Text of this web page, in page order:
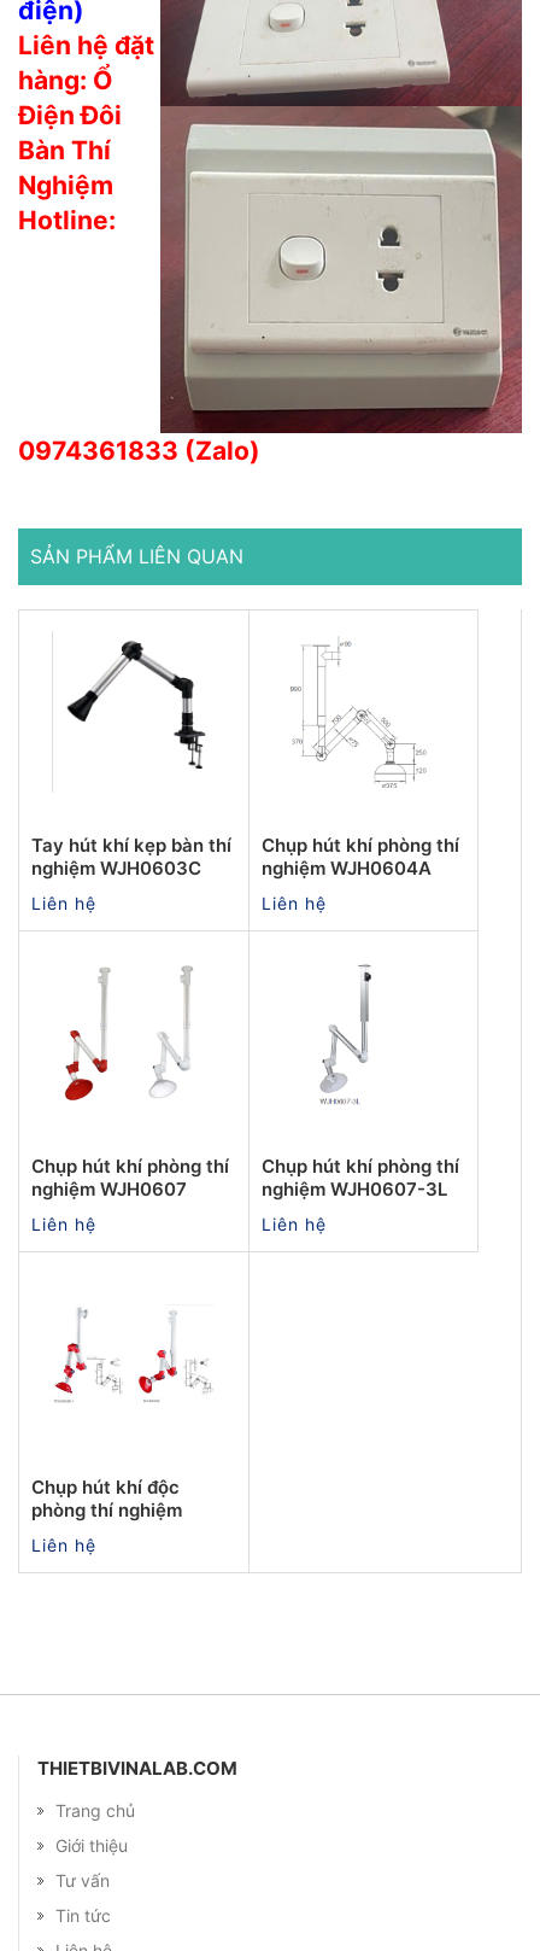
điện)
Liên hệ đặt
hàng: Ổ
Điện Đôi
Bàn Thí
Nghiệm
Hotline:
0974361833 (Zalo)
SẢN PHẨM LIÊN QUAN
Tay hút khí kẹp bàn thí
nghiệm WJH0603C
Liên hệ
Chụp hút khí phòng thí
nghiệm WJH0604A
Liên hệ
Chụp hút khí phòng thí
nghiệm WJH0607
Liên hệ
Chụp hút khí phòng thí
nghiệm WJH0607-3L
Liên hệ
Chụp hút khí độc
phòng thí nghiệm
Liên hệ
THIETBIVINALAB.COM
Trang chủ
Giới thiệu
Tư vấn
Tin tức